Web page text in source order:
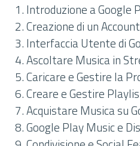
Introduzione a Google
Creazione di un
Interfaccia Utente di
Ascoltare Musica in
Caricare e Gestire la
Creare e Gestire
Acquistare Musica su
Google Play Music e